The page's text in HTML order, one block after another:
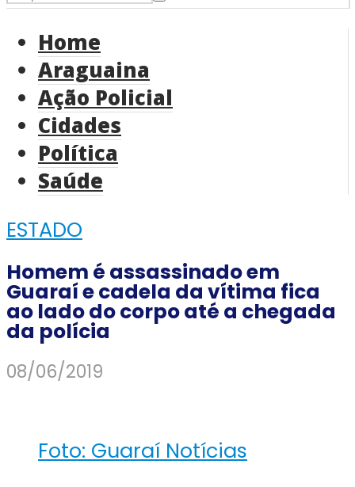
Home
Araguaina
Ação Policial
Cidades
Política
Saúde
ESTADO
Homem é assassinado em
Guaraí e cadela da vítima fica
ao lado do corpo até a chegada
da polícia
08/06/2019
Foto: Guaraí Notícias